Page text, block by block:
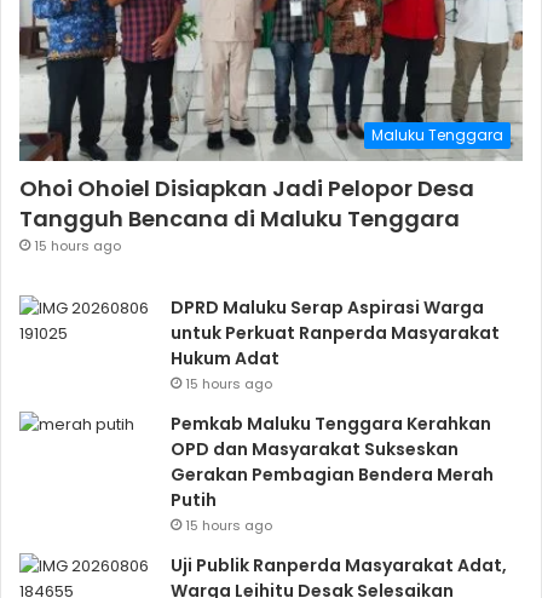
Maluku Tenggara
Ohoi Ohoiel Disiapkan Jadi Pelopor Desa
Tangguh Bencana di Maluku Tenggara
15 hours ago
DPRD Maluku Serap Aspirasi Warga
untuk Perkuat Ranperda Masyarakat
Hukum Adat
15 hours ago
Pemkab Maluku Tenggara Kerahkan
OPD dan Masyarakat Sukseskan
Gerakan Pembagian Bendera Merah
Putih
15 hours ago
Uji Publik Ranperda Masyarakat Adat,
Warga Leihitu Desak Selesaikan